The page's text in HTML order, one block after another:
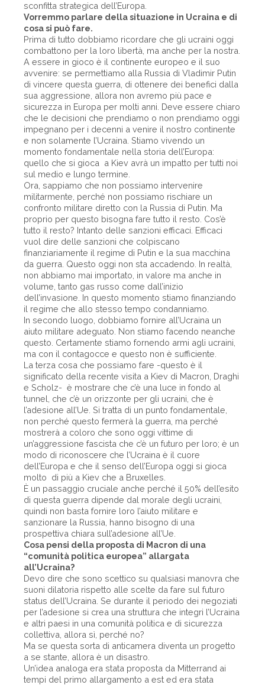
sconfitta strategica dell’Europa.
Vorremmo parlare della situazione in Ucraina e di
cosa si può fare.
Prima di tutto dobbiamo ricordare che gli ucraini oggi
combattono per la loro libertà, ma anche per la nostra.
A essere in gioco è il continente europeo e il suo
avvenire: se permettiamo alla Russia di Vladimir Putin
di vincere questa guerra, di ottenere dei benefici dalla
sua aggressione, allora non avremo più pace e
sicurezza in Europa per molti anni. Deve essere chiaro
che le decisioni che prendiamo o non prendiamo oggi
impegnano per i decenni a venire il nostro continente
e non solamente l’Ucraina. Stiamo vivendo un
momento fondamentale nella storia dell’Europa:
quello che si gioca a Kiev avrà un impatto per tutti noi
sul medio e lungo termine.
Ora, sappiamo che non possiamo intervenire
militarmente, perché non possiamo rischiare un
confronto militare diretto con la Russia di Putin. Ma
proprio per questo bisogna fare tutto il resto. Cos’è
tutto il resto? Intanto delle sanzioni efficaci. Efficaci
vuol dire delle sanzioni che colpiscano
finanziariamente il regime di Putin e la sua macchina
da guerra. Questo oggi non sta accadendo. In realtà,
non abbiamo mai importato, in valore ma anche in
volume, tanto gas russo come dall’inizio
dell’invasione. In questo momento stiamo finanziando
il regime che allo stesso tempo condanniamo.
In secondo luogo, dobbiamo fornire all’Ucraina un
aiuto militare adeguato. Non stiamo facendo neanche
questo. Certamente stiamo fornendo armi agli ucraini,
ma con il contagocce e questo non è sufficiente.
La terza cosa che possiamo fare -questo è il
significato della recente visita a Kiev di Macron, Draghi
e Scholz- è mostrare che c’è una luce in fondo al
tunnel, che c’è un orizzonte per gli ucraini, che è
l’adesione all’Ue. Si tratta di un punto fondamentale,
non perché questo fermerà la guerra, ma perché
mostrerà a coloro che sono oggi vittime di
un’aggressione fascista che c’è un futuro per loro; è un
modo di riconoscere che l’Ucraina è il cuore
dell’Europa e che il senso dell’Europa oggi si gioca
molto di più a Kiev che a Bruxelles.
È un passaggio cruciale anche perché il 50% dell’esito
di questa guerra dipende dal morale degli ucraini,
quindi non basta fornire loro l’aiuto militare e
sanzionare la Russia, hanno bisogno di una
prospettiva chiara sull’adesione all’Ue.
Cosa pensi della proposta di Macron di una
“comunità politica europea” allargata
all’Ucraina?
Devo dire che sono scettico su qualsiasi manovra che
suoni dilatoria rispetto alle scelte da fare sul futuro
status dell’Ucraina. Se durante il periodo dei negoziati
per l’adesione si crea una struttura che integri l’Ucraina
e altri paesi in una comunità politica e di sicurezza
collettiva, allora sì, perché no?
Ma se questa sorta di anticamera diventa un progetto
a se stante, allora è un disastro.
Un’idea analoga era stata proposta da Mitterrand ai
tempi del primo allargamento a est ed era stata